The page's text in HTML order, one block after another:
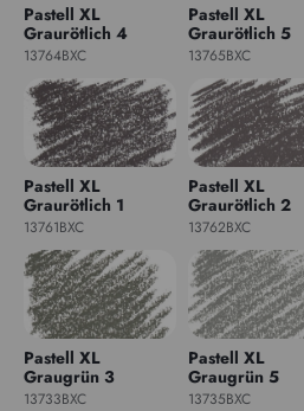
Pastell XL
Graurötlich 4
13764BXC
Pastell XL
Graurötlich 5
13765BXC
Pastell XL
Graurötlich 1
13761BXC
Pastell XL
Graurötlich 2
13762BXC
Pastell XL
Graugrün 3
13733BXC
Pastell XL
Graugrün 5
13735BXC